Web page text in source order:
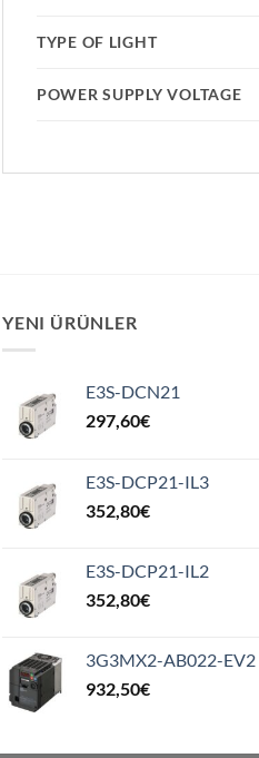
TYPE OF LIGHT
POWER SUPPLY VOLTAGE
YENI ÜRÜNLER
E3S-DCN21
297,60€
E3S-DCP21-IL3
352,80€
E3S-DCP21-IL2
352,80€
3G3MX2-AB022-EV2
932,50€